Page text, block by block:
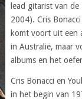
lead gitarist van de
2004). Cris
komt voort uit een
in Australië, maar
albums en het
Cris Bonacci en
in het begin van